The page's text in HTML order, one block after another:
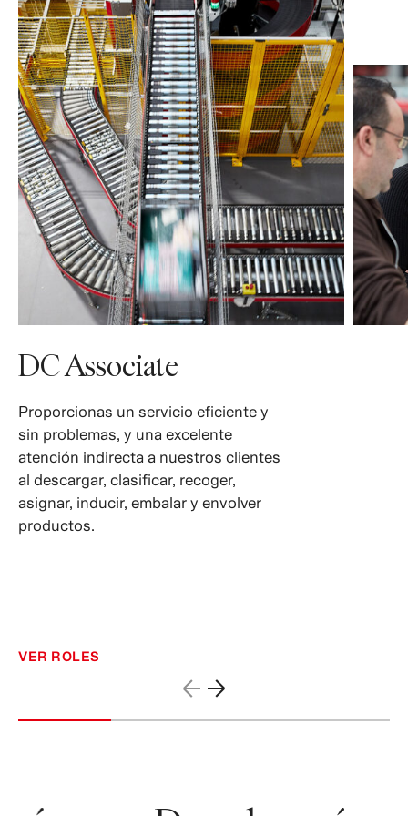
DC Associate
Proporcionas un servicio eficiente y
sin problemas, y una excelente
atención indirecta a nuestros clientes
al descargar, clasificar, recoger,
asignar, inducir, embalar y envolver
productos.
VER ROLES